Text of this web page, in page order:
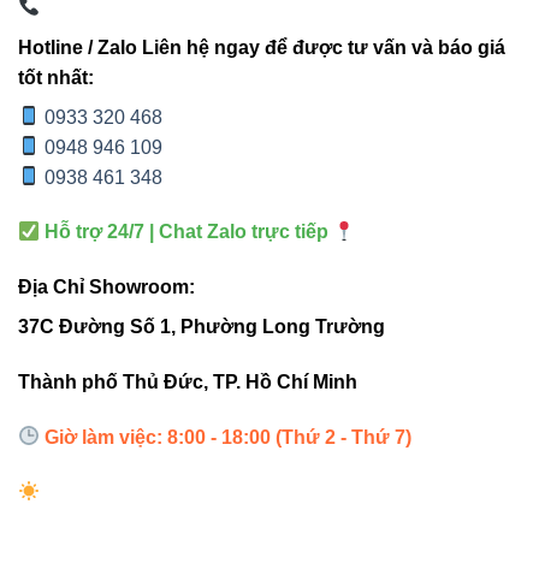
Mỗi không gian có nhu cầu ánh sáng khác nhau. Đèn rọi
ray nam châm V1MSF-18 hỗ trợ 3 dải nhiệt độ:
3000K – vàng ấm
ngủ, nhà hàng.
trang.
6500K – trắng sáng
sản phẩm thời trang nên dùng
giữ màu sắc trung thực và dễ nhìn.
Hotline / Zalo Liên hệ ngay để được tư vấn và báo giá
tốt nhất:
0933 320 468
0948 946 109
0938 461 348
Hỗ trợ 24/7 | Chat Zalo trực tiếp
Địa Chỉ Showroom:
37C Đường Số 1, Phường Long Trường
Thành phố Thủ Đức, TP. Hồ Chí Minh
Giờ làm việc: 8:00 - 18:00 (Thứ 2 - Thứ 7)